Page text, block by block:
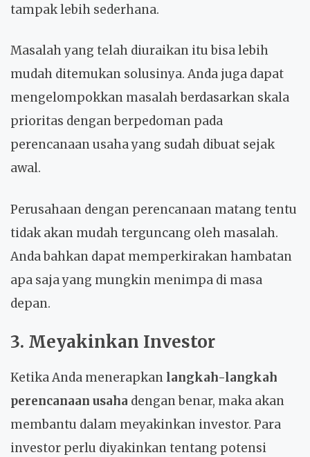
tampak lebih sederhana.
Masalah yang telah diuraikan itu bisa lebih
mudah ditemukan solusinya. Anda juga dapat
mengelompokkan masalah berdasarkan skala
prioritas dengan berpedoman pada
perencanaan usaha yang sudah dibuat sejak
awal.
Perusahaan dengan perencanaan matang tentu
tidak akan mudah terguncang oleh masalah.
Anda bahkan dapat memperkirakan hambatan
apa saja yang mungkin menimpa di masa
depan.
3. Meyakinkan Investor
Ketika Anda menerapkan langkah-langkah
perencanaan usaha dengan benar, maka akan
membantu dalam meyakinkan investor. Para
investor perlu diyakinkan tentang potensi